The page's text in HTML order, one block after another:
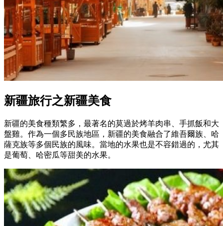
新疆旅行之新疆美食
新疆的美食種類繁多，最著名的莫過於烤羊肉串、手抓飯和大
盤雞。作為一個多民族地區，新疆的美食融合了維吾爾族、哈
薩克族等多個民族的風味。當地的水果也是不容錯過的，尤其
是葡萄、哈密瓜等甜美的水果。